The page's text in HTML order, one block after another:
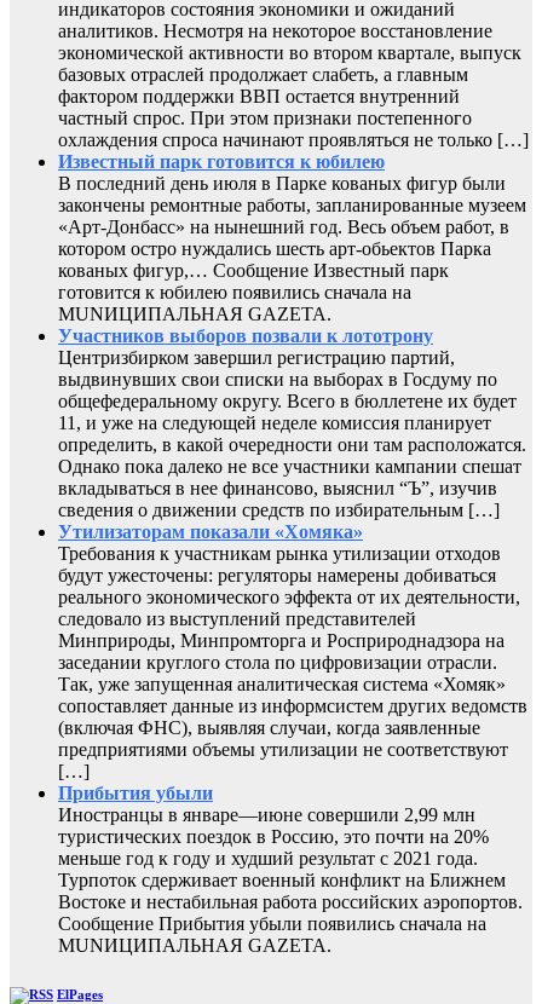
индикаторов состояния экономики и ожиданий
аналитиков. Несмотря на некоторое восстановление
экономической активности во втором квартале, выпуск
базовых отраслей продолжает слабеть, а главным
фактором поддержки ВВП остается внутренний
частный спрос. При этом признаки постепенного
охлаждения спроса начинают проявляться не только […]
Известный парк готовится к юбилею
В последний день июля в Парке кованых фигур были
закончены ремонтные работы, запланированные музеем
«Арт-Донбасс» на нынешний год. Весь объем работ, в
котором остро нуждались шесть арт-обьектов Парка
кованых фигур,… Сообщение Известный парк
готовится к юбилею появились сначала на
MUNИЦИПАЛЬНАЯ GAZЕТА.
Участников выборов позвали к лототрону
Центризбирком завершил регистрацию партий,
выдвинувших свои списки на выборах в Госдуму по
общефедеральному округу. Всего в бюллетене их будет
11, и уже на следующей неделе комиссия планирует
определить, в какой очередности они там расположатся.
Однако пока далеко не все участники кампании спешат
вкладываться в нее финансово, выяснил “Ъ”, изучив
сведения о движении средств по избирательным […]
Утилизаторам показали «Хомяка»
Требования к участникам рынка утилизации отходов
будут ужесточены: регуляторы намерены добиваться
реального экономического эффекта от их деятельности,
следовало из выступлений представителей
Минприроды, Минпромторга и Росприроднадзора на
заседании круглого стола по цифровизации отрасли.
Так, уже запущенная аналитическая система «Хомяк»
сопоставляет данные из информсистем других ведомств
(включая ФНС), выявляя случаи, когда заявленные
предприятиями объемы утилизации не соответствуют
[…]
Прибытия убыли
Иностранцы в январе—июне совершили 2,99 млн
туристических поездок в Россию, это почти на 20%
меньше год к году и худший результат с 2021 года.
Турпоток сдерживает военный конфликт на Ближнем
Востоке и нестабильная работа российских аэропортов.
Сообщение Прибытия убыли появились сначала на
MUNИЦИПАЛЬНАЯ GAZЕТА.
ElPages